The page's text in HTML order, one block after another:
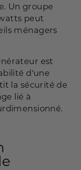
Un groupe
peut
ménagers
est
d'une
la sécurité de
lié à